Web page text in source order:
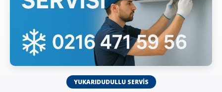
YUKARIDUDULLU SERVIS